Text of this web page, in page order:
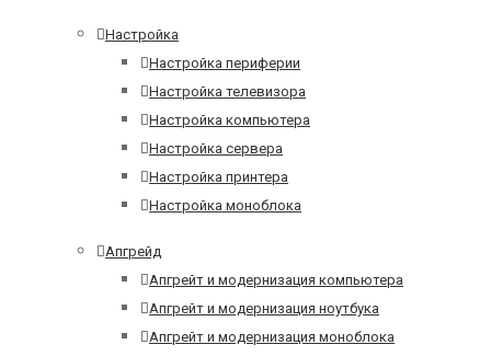
Настройка
Настройка периферии
Настройка телевизора
Настройка компьютера
Настройка сервера
Настройка принтера
Настройка моноблока
Апгрейд
Апгрейт и модернизация компьютера
Апгрейт и модернизация ноутбука
Апгрейт и модернизация моноблока